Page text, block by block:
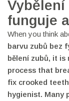
Vybělení
funguje
When you think
barvu zubů bez
bělení zubů, it is
process that
fix crooked
hygienist. Many